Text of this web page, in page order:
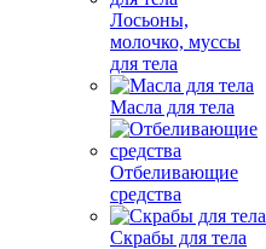
Лосьоны,
молочко, муссы
для тела
Масла для тела
Отбеливающие
средства
Скрабы для тела